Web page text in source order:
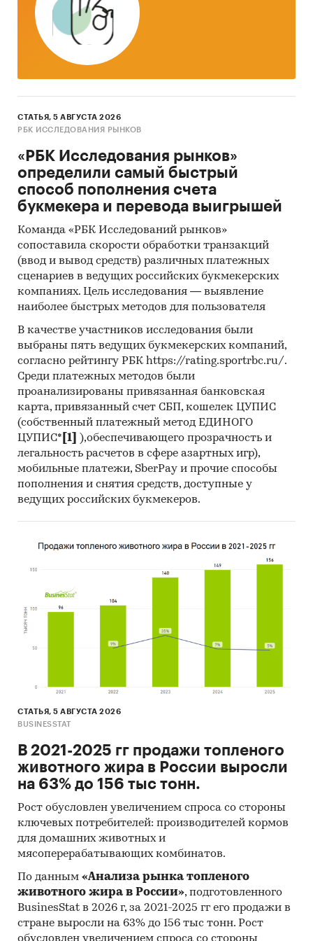
за месяц
Тор-20 регионов РФ по темпу прироста к
аналогичному периоду предыдущего года.
Указаны регионы с максимальным и
минимальным приростом за аналогичный
период предыдущего года
2. Данные по потребительским ценам на
пребывание пациента в круглосуточном
стационаре в разрезе федеральных округов
Динамика цены в актуальном месяце по
федеральным округам, 2018-2025
аналогичному периоду предыдущего года
по федеральным округам, 2018-2024
Динамика средней цены по кварталам 2024-
2025 в разрезе федеральных округов
разрезе федеральных округов
Темпы прироста за месяц в 2025 году в
разрезе федеральных округов
Данные по регионам каждого
федерального округа
Розничная цена за последний доступный
месяц в динамике за 2018-2025, прирост за
последний месяц, темпы прироста к
аналогичному периоду предыдущего года
2025
Темпы прироста цены к предыдущему
месяцу, 2025
значения цены по месяцам в 2024, 2025
годах (max, min цена - среди цен по
Динамика средней цены по кварталам 2018-
2025 в федеральном округе
декабрю предыдущего года в сравнении с
общей инфляцией, 2018-2025
Инфляция на товар в ФО в сравнении с
общей инфляцией за месяц. Данные за
актуальный месяц к предыдущему месяцу,
2018-2025
общей инфляцией за год. Данные за
актуальный месяц к предыдущему году,
2018-2025
СТАТЬЯ, 5 АВГУСТА 2026
РБК ИССЛЕДОВАНИЯ РЫНКОВ
«РБК Исследования рынков»
определили самый быстрый
способ пополнения счета
букмекера и перевода выигрышей
Команда «РБК Исследований рынков»
сопоставила скорости обработки транзакций
(ввод и вывод средств) различных платежных
сценариев в ведущих российских букмекерских
компаниях. Цель исследования — выявление
наиболее быстрых методов для пользователя
В качестве участников исследования были
выбраны пять ведущих букмекерских компаний,
согласно рейтингу РБК https://rating.sportrbc.ru/.
Среди платежных методов были
проанализированы привязанная банковская
карта, привязанный счет СБП, кошелек ЦУПИС
(собственный платежный метод ЕДИНОГО
ЦУПИС* [1]
),обеспечивающего прозрачность и
легальность расчетов в сфере азартных игр),
мобильные платежи, SberPay и прочие способы
пополнения и снятия средств, доступные у
ведущих российских букмекеров.
СТАТЬЯ, 5 АВГУСТА 2026
BUSINESSTAT
В 2021-2025 гг продажи топленого
животного жира в России выросли
на 63% до 156 тыс тонн.
Рост обусловлен увеличением спроса со стороны
ключевых потребителей: производителей кормов
для домашних животных и
мясоперерабатывающих комбинатов.
По данным «Анализа рынка топленого
животного жира в России», подготовленного
BusinesStat в 2026 г, за 2021-2025 гг его продажи в
стране выросли на 63% до 156 тыс тонн. Рост
обусловлен увеличением спроса со стороны